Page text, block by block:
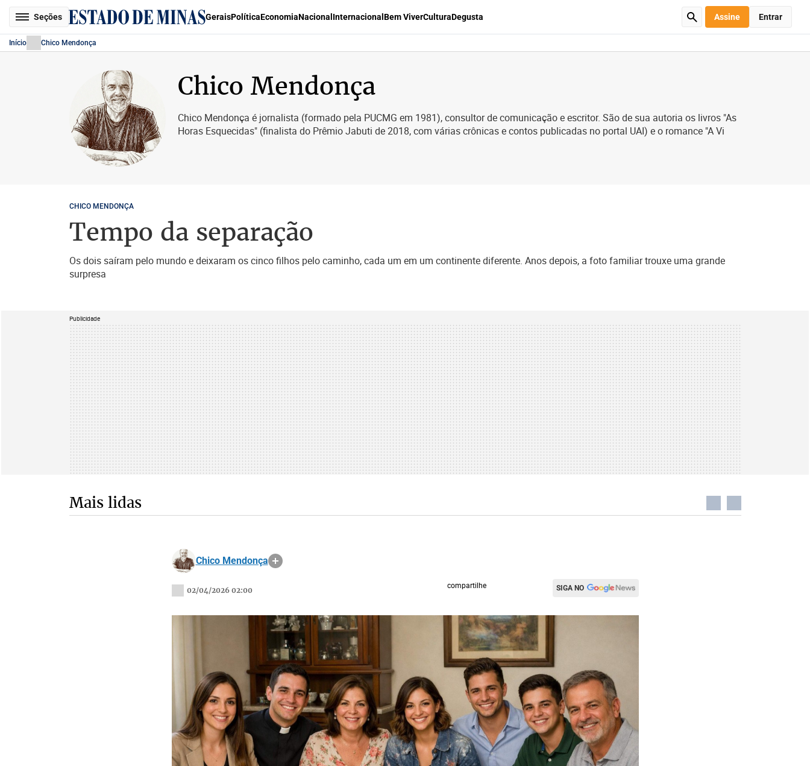
Seções GeraisPolíticaEconomiaNacional Internacional Bem ViverCulturaDegusta Assine Entrar
Início Chico Mendonça
Chico Mendonça
Chico Mendonça é jornalista (formado pela PUCMG em 1981), consultor de comunicação e escritor. São de sua autoria os livros "As
Horas Esquecidas" (finalista do Prêmio Jabuti de 2018, com várias crônicas e contos publicadas no portal UAI) e o romance "A Vi
CHICO MENDONÇA
Tempo da separação
Os dois saíram pelo mundo e deixaram os cinco filhos pelo caminho, cada um em um continente diferente. Anos depois, a foto familiar trouxe uma grande
surpresa
Publicidade
Mais lidas
Chico Mendonça
02/04/2026 02:00
compartilhe SIGA NO